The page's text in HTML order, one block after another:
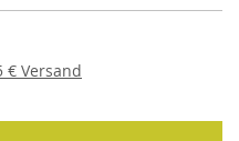
€ Versand